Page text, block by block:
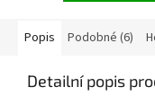
Popis Podobné (6)
Detailní popis